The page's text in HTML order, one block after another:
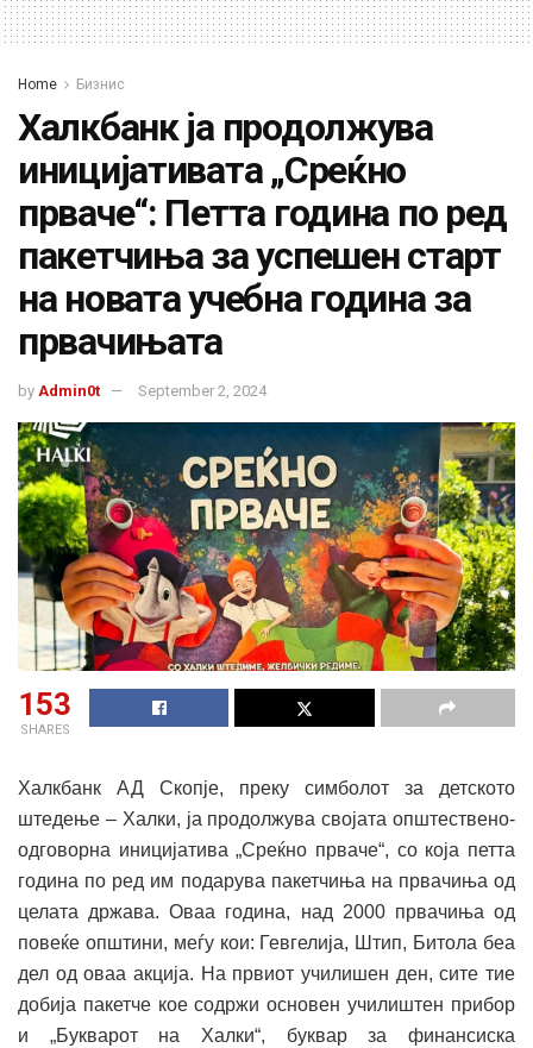
Home Бизнис
Халкбанк ја продолжува
иницијативата „Среќно
прваче“: Петта година по ред
пакетчиња за успешен старт
на новата учебна година за
првачињата
by Admin0t September 2, 2024
153
SHARES
Халкбанк АД Скопје, преку симболот за детското
штедење – Халки, ја продолжува својата општествено-
одговорна иницијатива „Среќно прваче“, со која петта
година по ред им подарува пакетчиња на првачиња од
целата држава. Оваа година, над 2000 првачиња од
повеќе општини, меѓу кои: Гевгелија, Штип, Битола беа
дел од оваа акција. На првиот училишен ден, сите тие
добија пакетче кое содржи основен училиштен прибор
и „Букварот на Халки“, буквар за финансиска